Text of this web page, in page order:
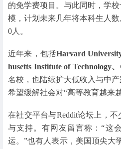
的免学费项目。与此同时，学
模，计划未来几年将本科生人
0人。
近年来，包括Harvard
husetts Institute of Technology、
名校，也陆续扩大低收入与中
希望缓解社会对“高等教育越来
在社交平台与Reddit论坛上，
与支持。有网友留言称：“这
运。”也有人表示，美国顶尖大